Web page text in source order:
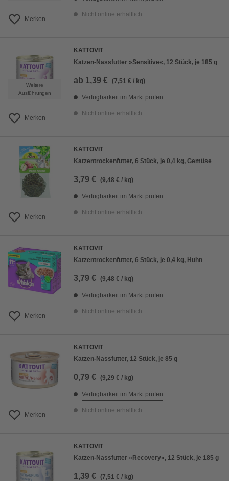
Merken
Nicht online erhältlich
Weitere
Ausführungen
Merken
KATTOVIT
Katzen-Nassfutter »Sensitive«, 12 Stück, je 185 g
ab 1,39 € (7,51 € / kg)
Verfügbarkeit im Markt prüfen
Nicht online erhältlich
Merken
KATTOVIT
Katzentrockenfutter, 6 Stück, je 0,4 kg, Gemüse
3,79 € (9,48 € / kg)
Verfügbarkeit im Markt prüfen
Nicht online erhältlich
Merken
KATTOVIT
Katzentrockenfutter, 6 Stück, je 0,4 kg, Huhn
3,79 € (9,48 € / kg)
Verfügbarkeit im Markt prüfen
Nicht online erhältlich
Merken
KATTOVIT
Katzen-Nassfutter, 12 Stück, je 85 g
0,79 € (9,29 € / kg)
Verfügbarkeit im Markt prüfen
Nicht online erhältlich
KATTOVIT
Katzen-Nassfutter »Recovery«, 12 Stück, je 185 g
1,39 € (7,51 € / kg)